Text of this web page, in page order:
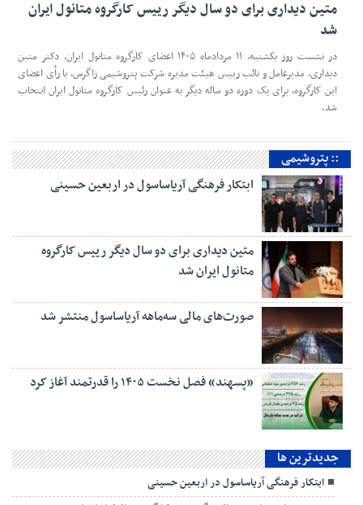
متین دیداری برای دو سال دیگر رییس کارگروه متانول ایران
شد
در نشست روز یکشنبه، ۱۱ مردادماه ۱۴۰۵ اعضای کارگروه متانول ایران، دکتر متین
دیداری، مدیرعامل و‌ نائب رییس هیئت مدیره شرکت پتروشیمی زاگرس، با رأی اعضای
این کارگروه، برای یک دوره دو ساله دیگر به عنوان رئیس کارگروه متانول ایران انتخاب
شد.
:: پتروشیمی
ابتکار فرهنگی آریاساسول در اربعین حسینی
متین دیداری برای دو سال دیگر رییس کارگروه
متانول ایران شد
صورت‌های مالی سه‌ماهه آریاساسول منتشر شد
«پسهند» فصل نخست ۱۴۰۵ را قدرتمند آغاز کرد
جديدترين ها
ابتکار فرهنگی آریاساسول در اربعین حسینی